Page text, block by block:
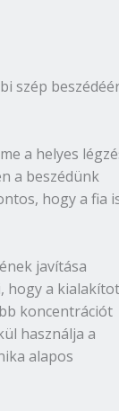
szép
a helyes
a beszédünk
hogy a fia
javítása
hogy a
koncentrációt
használja a
alapos